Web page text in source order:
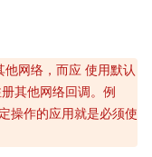
网络，而应 使用默认
其他网络回调。例
操作的应用就是必须使